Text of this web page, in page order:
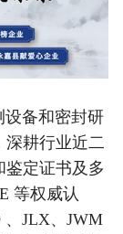
备和密封研
深耕行业近二
定证书及多
等权威认
、JLX、JWM